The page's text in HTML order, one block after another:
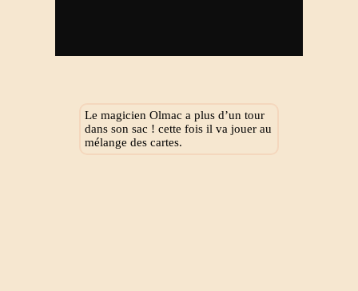
Le magicien Olmac a plus d’un tour
dans son sac ! cette fois il va jouer au
mélange des cartes.